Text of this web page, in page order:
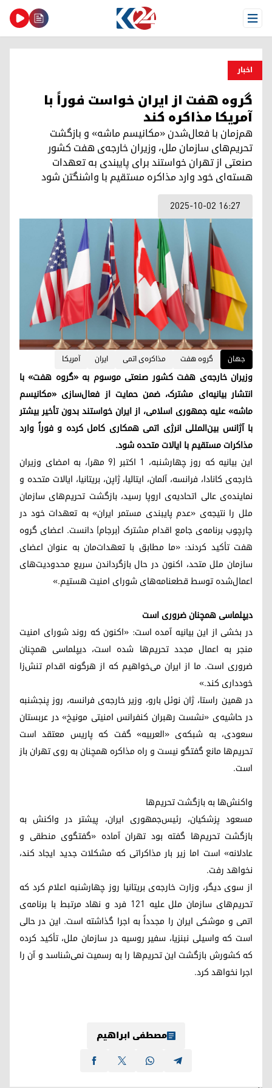
Open Menu
اخبار
گروه هفت از ایران خواست فوراً با
آمریکا مذاکره کند
هم‌زمان با فعال‌شدن «مکانیسم ماشه» و بازگشت
تحریم‌های سازمان ملل، وزیران خارجه‌ی هفت کشور
صنعتی از تهران خواستند برای پایبندی به تعهدات
هسته‌ای خود وارد مذاکره مستقیم با واشنگتن شود
2025-10-02 16:27
جهان گروه هفت مذاکره‌ی اتمی ایران آمریکا
وزیران خارجه‌ی هفت کشور صنعتی موسوم به «گروه هفت» با
انتشار بیانیه‌ای مشترک، ضمن حمایت از فعال‌سازی «مکانیسم
ماشه» علیه جمهوری اسلامی، از ایران خواستند بدون تأخیر بیشتر
با آژانس بین‌المللی انرژی اتمی همکاری کامل کرده و فوراً وارد
مذاکرات مستقیم با ایالات متحده شود.
این بیانیه که روز چهارشنبه، ۱ اکتبر (۹ مهر)، به امضای وزیران
خارجه‌ی کانادا، فرانسه، آلمان، ایتالیا، ژاپن، بریتانیا، ایالات متحده و
نماینده‌ی عالی اتحادیه‌ی اروپا رسید، بازگشت تحریم‌های سازمان
ملل را نتیجه‌ی «عدم پایبندی مستمر ایران» به تعهدات خود در
چارچوب برنامه‌ی جامع اقدام مشترک (برجام) دانست. اعضای گروه
هفت تأکید کردند: «ما مطابق با تعهدات‌مان به عنوان اعضای
سازمان ملل متحد، اکنون در حال بازگرداندن سریع محدودیت‌های
اعمال‌شده توسط قطعنامه‌های شورای امنیت هستیم.»
دیپلماسی همچنان ضروری است
در بخشی از این بیانیه آمده است: «اکنون که روند شورای امنیت
منجر به اعمال مجدد تحریم‌ها شده است، دیپلماسی همچنان
ضروری است. ما از ایران می‌خواهیم که از هرگونه اقدام تنش‌زا
خودداری کند.»
در همین راستا، ژان نوئل بارو، وزیر خارجه‌ی فرانسه، روز پنجشنبه
در حاشیه‌ی «نشست رهبران کنفرانس امنیتی مونیخ» در عربستان
سعودی، به شبکه‌ی «العربیه» گفت که پاریس معتقد است
تحریم‌ها مانع گفتگو نیست و راه مذاکره همچنان به روی تهران باز
است.
واکنش‌ها به بازگشت تحریم‌ها
مسعود پزشکیان، رئیس‌جمهوری ایران، پیشتر در واکنش به
بازگشت تحریم‌ها گفته بود تهران آماده «گفتگوی منطقی و
عادلانه» است اما زیر بار مذاکراتی که مشکلات جدید ایجاد کند،
نخواهد رفت.
از سوی دیگر، وزارت خارجه‌ی بریتانیا روز چهارشنبه اعلام کرد که
تحریم‌های سازمان ملل علیه ۱۲۱ فرد و نهاد مرتبط با برنامه‌ی
اتمی و موشکی ایران را مجدداً به اجرا گذاشته است. این در حالی
است که واسیلی نبنزیا، سفیر روسیه در سازمان ملل، تأکید کرده
که کشورش بازگشت این تحریم‌ها را به رسمیت نمی‌شناسد و آن را
اجرا نخواهد کرد.
مصطفی ابراهیم